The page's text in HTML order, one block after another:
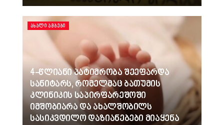
ᲐᲮᲐᲚᲘ ᲐᲛᲑᲔᲑᲘ
4-წლიანი პატიმრობა შეეფარდა
სანიტარს, რომელმაც ბათუმის
კლინიკის საპირფარეშოში
იმშობიარა და ახალშობილს
სასიკვდილო დაზიანებები მიაყენა